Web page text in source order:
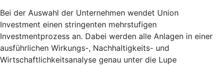
Bei der Auswahl der Unternehmen wendet Union
Investment einen stringenten mehrstufigen
Investmentprozess an. Dabei werden alle Anlagen in einer
ausführlichen Wirkungs-, Nachhaltigkeits- und
Wirtschaftlichkeitsanalyse genau unter die Lupe